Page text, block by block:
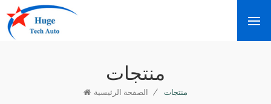
منتجات
الصفحة الرئيسية / منتجات